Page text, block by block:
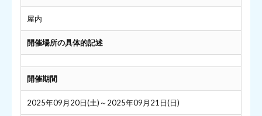
屋内
開催場所の具体的記述
開催期間
2025年09月20日(土)～2025年09月21日(日)